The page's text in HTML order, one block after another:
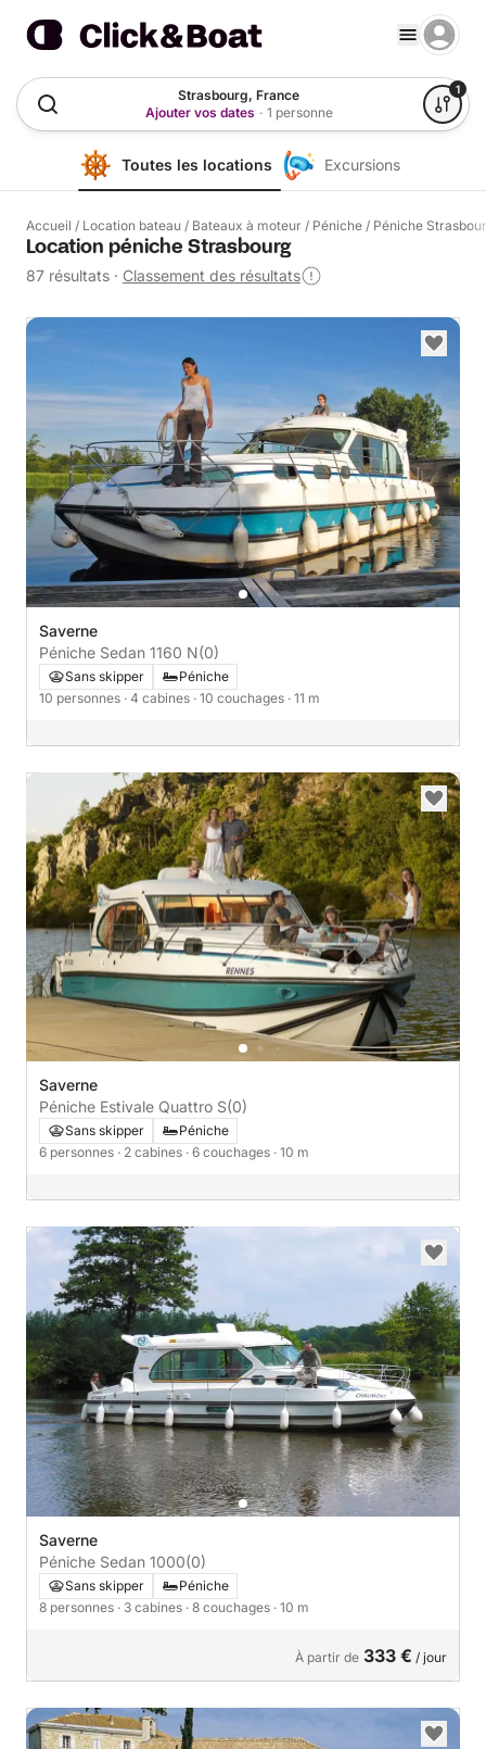
Strasbourg, France
Ajouter vos dates · 1 personne
1
Toutes les locations Excursions
Accueil / Location bateau / Bateaux à moteur / Péniche / Péniche
Location péniche Strasbourg
87 résultats · Classement des résultats
Saverne
Péniche Sedan 1160 N(0)
Sans skipper
Péniche
10 personnes · 4 cabines · 10 couchages · 11 m
Saverne
Péniche Estivale Quattro S(0)
Sans skipper
Péniche
6 personnes · 2 cabines · 6 couchages · 10 m
Saverne
Péniche Sedan 1000(0)
Sans skipper
Péniche
8 personnes · 3 cabines · 8 couchages · 10 m
À partir de 333 € / jour